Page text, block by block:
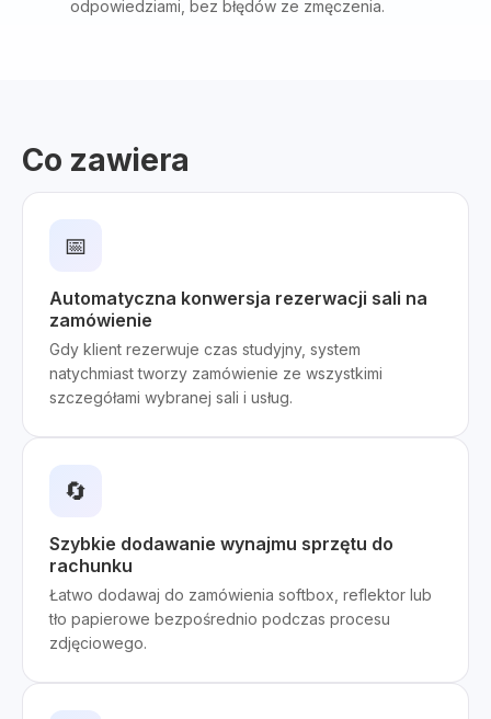
odpowiedziami, bez błędów ze zmęczenia.
Co zawiera
📅
Automatyczna konwersja rezerwacji sali na
zamówienie
Gdy klient rezerwuje czas studyjny, system
natychmiast tworzy zamówienie ze wszystkimi
szczegółami wybranej sali i usług.
🔄
Szybkie dodawanie wynajmu sprzętu do
rachunku
Łatwo dodawaj do zamówienia softbox, reflektor lub
tło papierowe bezpośrednio podczas procesu
zdjęciowego.